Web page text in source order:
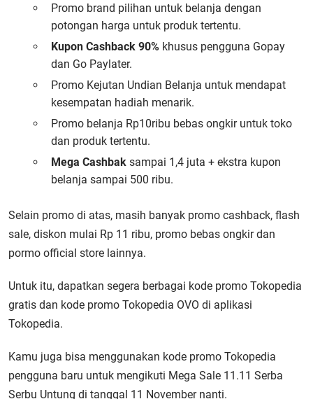
Promo brand pilihan untuk belanja dengan
potongan harga untuk produk tertentu.
Kupon Cashback 90% khusus pengguna Gopay
dan Go Paylater.
Promo Kejutan Undian Belanja untuk mendapat
kesempatan hadiah menarik.
Promo belanja Rp10ribu bebas ongkir untuk toko
dan produk tertentu.
Mega Cashbak sampai 1,4 juta + ekstra kupon
belanja sampai 500 ribu.
Selain promo di atas, masih banyak promo cashback, flash
sale, diskon mulai Rp 11 ribu, promo bebas ongkir dan
pormo official store lainnya.
Untuk itu, dapatkan segera berbagai kode promo Tokopedia
gratis dan kode promo Tokopedia OVO di aplikasi
Tokopedia.
Kamu juga bisa menggunakan kode promo Tokopedia
pengguna baru untuk mengikuti Mega Sale 11.11 Serba
Serbu Untung di tanggal 11 November nanti.